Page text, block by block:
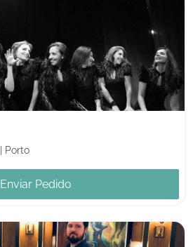
Porto
Enviar Pedido